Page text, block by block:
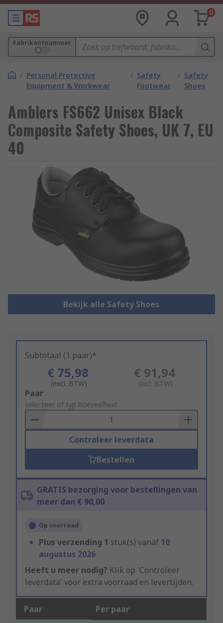
0
Fabrikantnummer
/ Personal Protective
Equipment & Workwear
/ Safety
Footwear
/ Safety
Shoes
Amblers FS662 Unisex Black
Composite Safety Shoes, UK 7, EU
40
Bekijk alle Safety Shoes
Subtotaal (1 paar)*
€ 75,98
(excl. BTW)
€ 91,94
(incl. BTW)
Add
to
Basket
Paar
selecteer of typ hoeveelheid
Controleer leverdata
Bestellen
GRATIS bezorging voor bestellingen van
meer dan € 90,00
Op voorraad
Plus verzending 1 stuk(s) vanaf 10
augustus 2026
Heeft u meer nodig? Klik op 'Controleer
leverdata' voor extra voorraad en levertijden.
Paar Per paar